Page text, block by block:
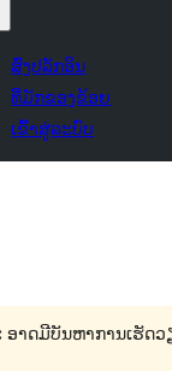
ສົ່ງປລັກອິນ
ທີ່ມັກຂອງຂ້ອຍ
ເຂົ້າສູ່ລະບົບ
ດມີບັນຫາການເຮັດວ